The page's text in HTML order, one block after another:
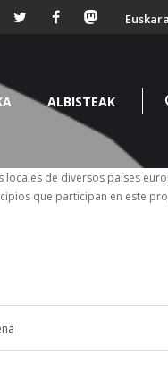
Euskara
ALBISTEAK
locales de diversos países
que participan en este